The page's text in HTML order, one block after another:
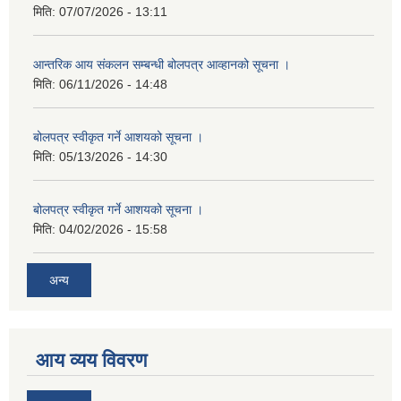
मिति: 07/07/2026 - 13:11
आन्तरिक आय संकलन सम्बन्धी बोलपत्र आव्हानको सूचना ।
मिति: 06/11/2026 - 14:48
बोलपत्र स्वीकृत गर्ने आशयको सूचना ।
मिति: 05/13/2026 - 14:30
बोलपत्र स्वीकृत गर्ने आशयको सूचना ।
मिति: 04/02/2026 - 15:58
अन्य
आय व्यय विवरण